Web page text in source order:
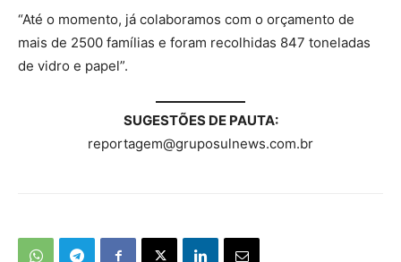
“Até o momento, já colaboramos com o orçamento de
mais de 2500 famílias e foram recolhidas 847 toneladas
de vidro e papel”.
SUGESTÕES DE PAUTA:
reportagem@gruposulnews.com.br